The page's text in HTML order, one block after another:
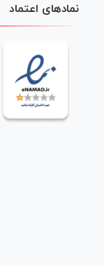
نمادهای اعتماد